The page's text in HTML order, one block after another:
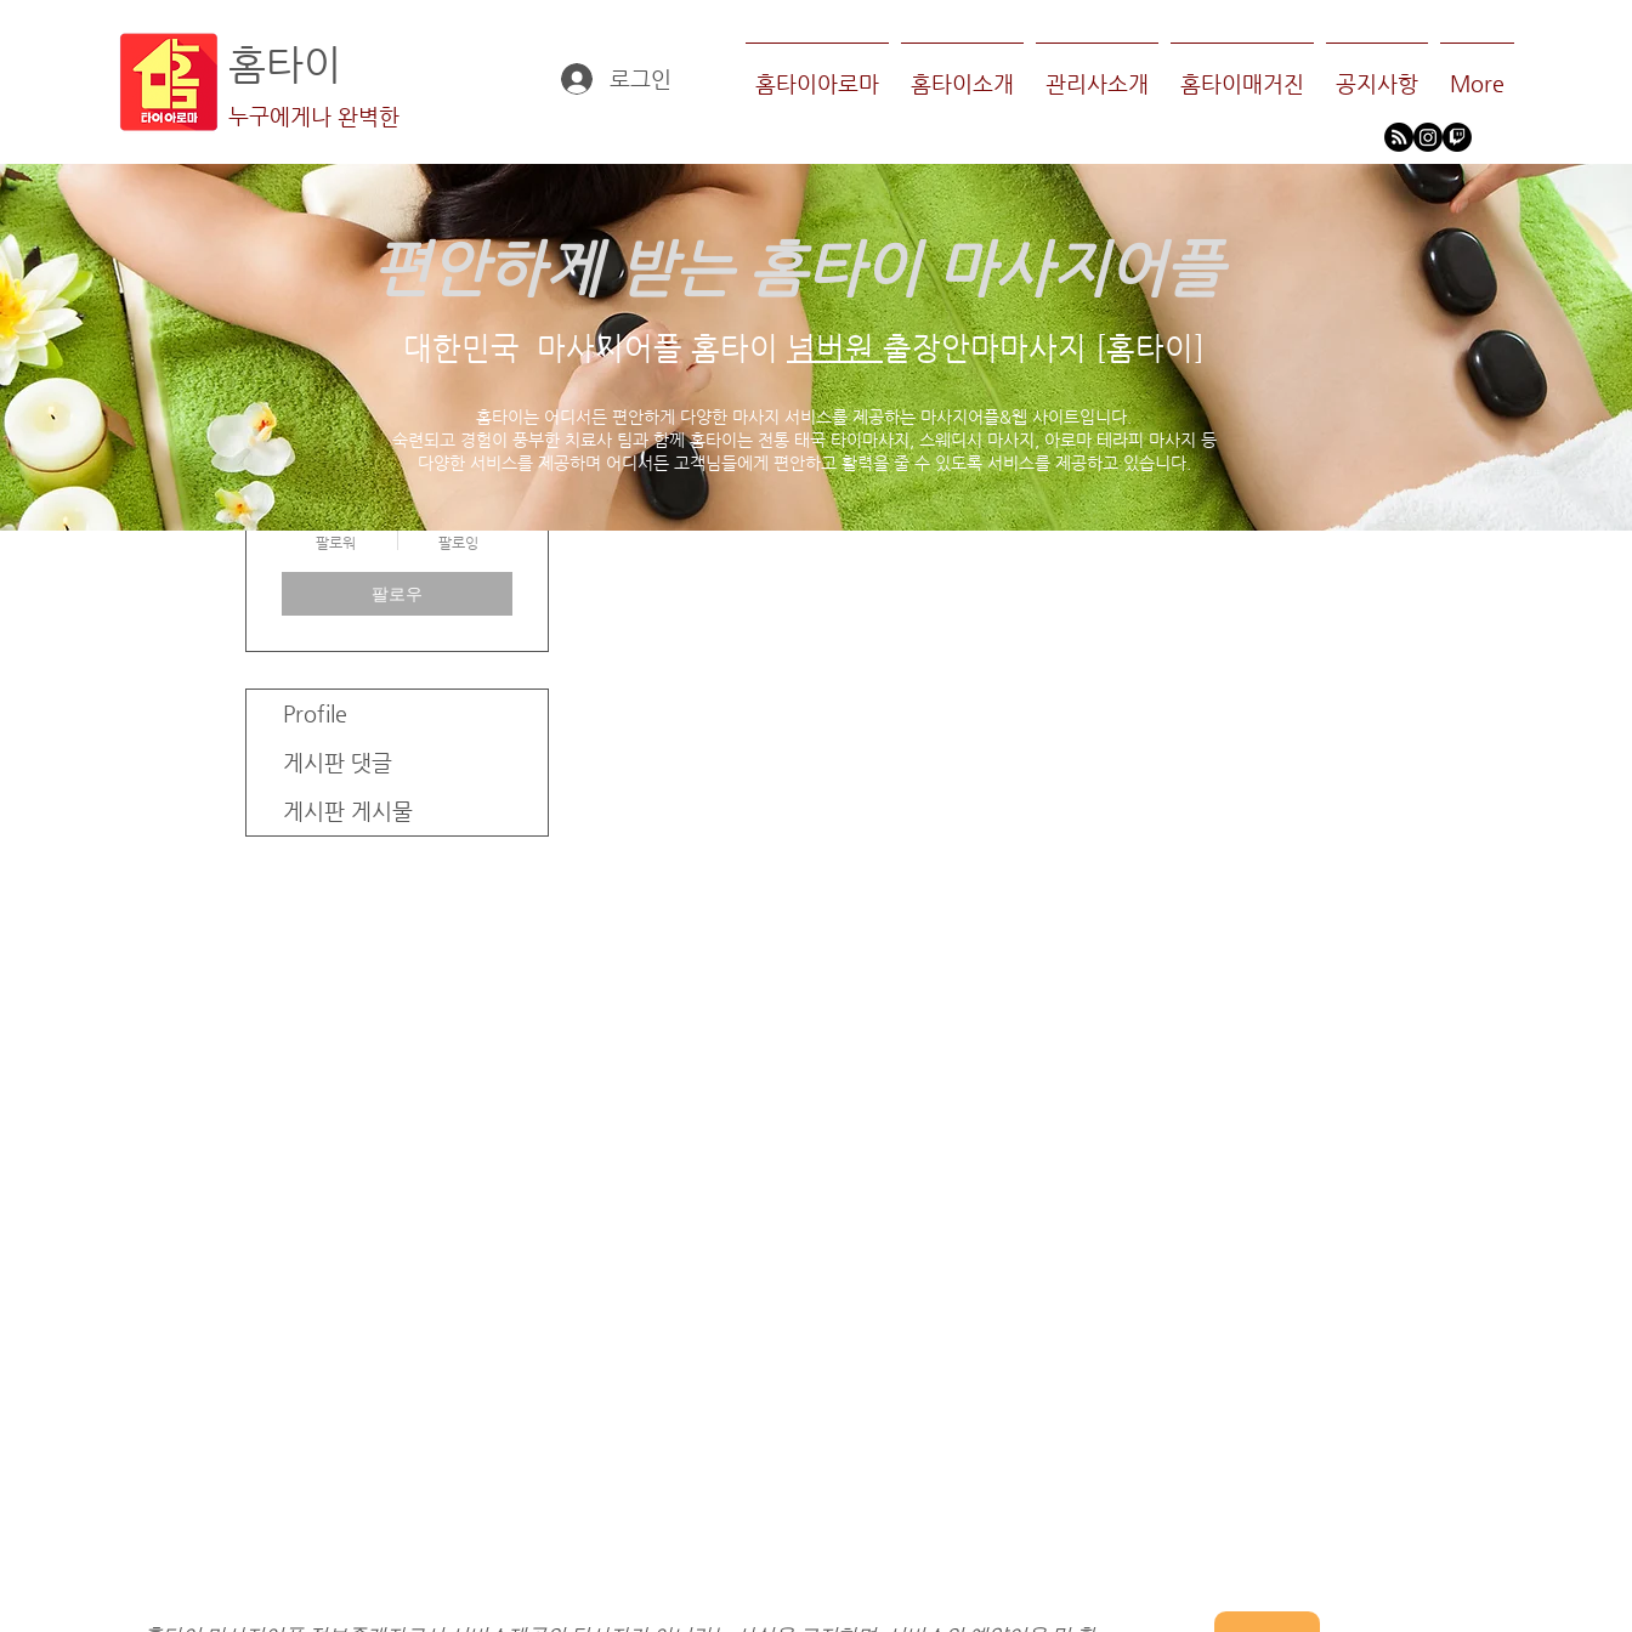
홈타이
누구에게나 완벽한
로그인 홈타이아로마 홈타이소개 관리사소개 홈타이매거진 공지사항 More
편안하게 받는 홈타이 마사지어플
대한민국 마사지어플 홈타이 넘버원출장안마마사지 [홈타이]
홈타이는 어디서든 편안하게 다양한 마사지 서비스를 제공하는 마사지어플&웹 사이트입니다.
숙련되고 경험이 풍부한 치료사 팀과 함께 홈타이는 전통 태국 타이마사지, 스웨디시 마사지, 아로마 테라피 마사지 등
다양한 서비스를 제공하며 어디서든 고객님들에게 편안하고 활력을 줄 수 있도록 서비스를 제공하고 있습니다.
hond5150
0
팔로워 팔로잉
팔로우
Profile
게시판 댓글
게시판 게시물